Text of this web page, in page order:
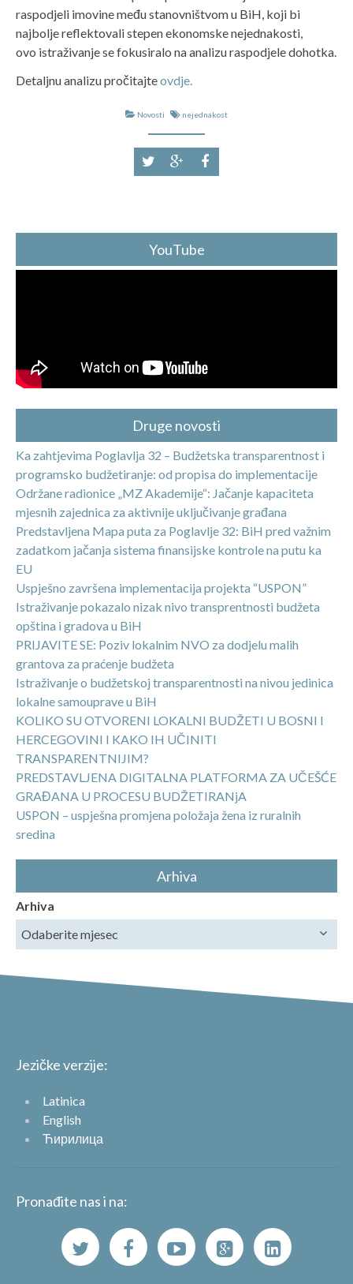
raspodjeli imovine među stanovništvom u BiH, koji bi
najbolje reflektovali stepen ekonomske nejednakosti,
ovo istraživanje se fokusiralo na analizu raspodjele dohotka.
Detaljnu analizu pročitajteovdje.
Novosti nejednakost
YouTube
Druge novosti
Ka zahtjevima Poglavlja 32 – Budžetska transparentnost i
programsko budžetiranje: od propisa do implementacije
Održane radionice „MZ Akademije“: Jačanje kapaciteta
mjesnih zajednica za aktivnije uključivanje građana
Predstavljena Mapa puta za Poglavlje 32: BiH pred važnim
zadatkom jačanja sistema finansijske kontrole na putu ka
EU
Uspješno završena implementacija projekta “USPON”
Istraživanje pokazalo nizak nivo transprentnosti budžeta
opština i gradova u BiH
PRIJAVITE SE: Poziv lokalnim NVO za dodjelu malih
grantova za praćenje budžeta
Istraživanje o budžetskoj transparentnosti na nivou jedinica
lokalne samouprave u BiH
KOLIKO SU OTVORENI LOKALNI BUDŽETI U BOSNI I
HERCEGOVINI I KAKO IH UČINITI
TRANSPARENTNIJIM?
PREDSTAVLJENA DIGITALNA PLATFORMA ZA UČEŠĆE
GRAĐANA U PROCESU BUDŽETIRANjA
USPON – uspješna promjena položaja žena iz ruralnih
sredina
Arhiva
Arhiva
Jezičke verzije:
Latinica
English
Ћирилица
Pronađite nas i na: